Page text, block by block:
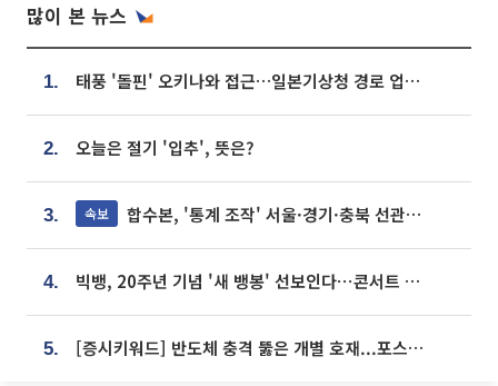
많이 본 뉴스
1. 태풍 '돌핀' 오키나와 접근…일본기상청 경로 업데이트
2. 오늘은 절기 '입추', 뜻은?
3. 속보 합수본, '통계 조작' 서울·경기·충북 선관위 등 추가 압수수색
4. 빅뱅, 20주년 기념 '새 뱅봉' 선보인다⋯콘서트 앞두고 팝업 개최
5. [증시키워드] 반도체 충격 뚫은 개별 호재...포스코퓨처엠·에코프로·한화솔루션 '눈길'